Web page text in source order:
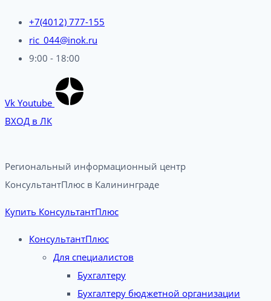
+7(4012) 777-155
ric_044@inok.ru
9:00 - 18:00
Vk Youtube
ВХОД в ЛК
Региональный информационный центр
КонсультантПлюс в Калининграде​
Купить КонсультантПлюс
КонсультантПлюс
Для специалистов
Бухгалтеру
Бухгалтеру бюджетной организации